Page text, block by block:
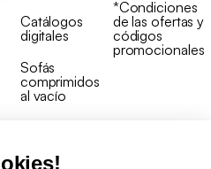
Catálogos
digitales
Sofás
comprimidos
al vacío
*Condiciones
de las ofertas y
códigos
promocionales